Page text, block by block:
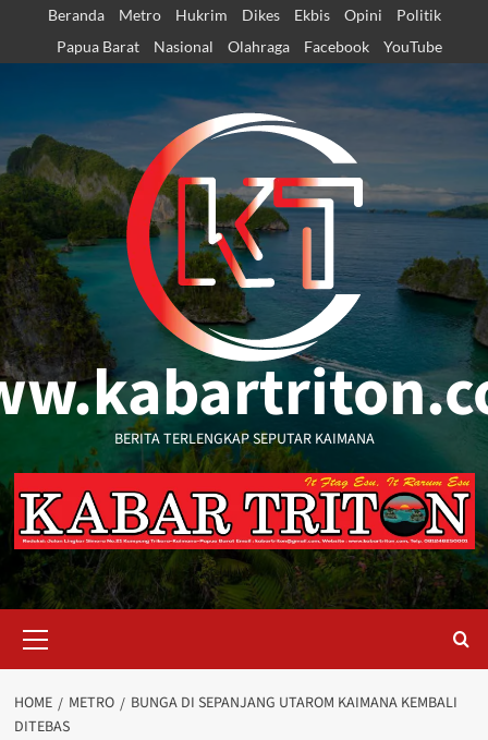
content
Beranda Metro Hukrim Dikes Ekbis Opini
Politik
Papua Barat
Nasional Olahraga Facebook YouTube
BERITA TERLENGKAP SEPUTAR KAIMANA
Menu
HOME METRO
BUNGA DI SEPANJANG UTAROM KAIMANA KEMBALI
DITEBAS